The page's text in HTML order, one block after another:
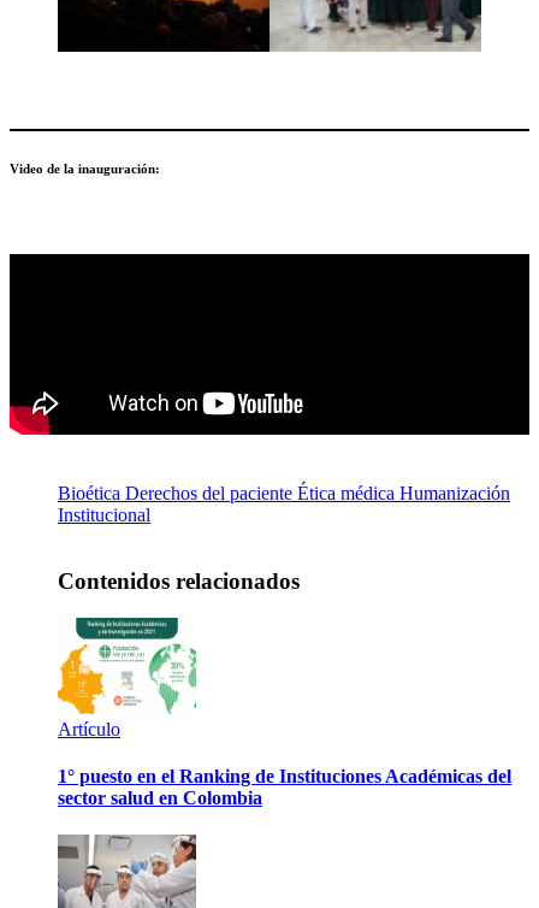
Video de la inauguración:
Bioética Derechos del paciente Ética médica Humanización
Institucional
Contenidos relacionados
Artículo
1° puesto en el Ranking de Instituciones Académicas del
sector salud en Colombia